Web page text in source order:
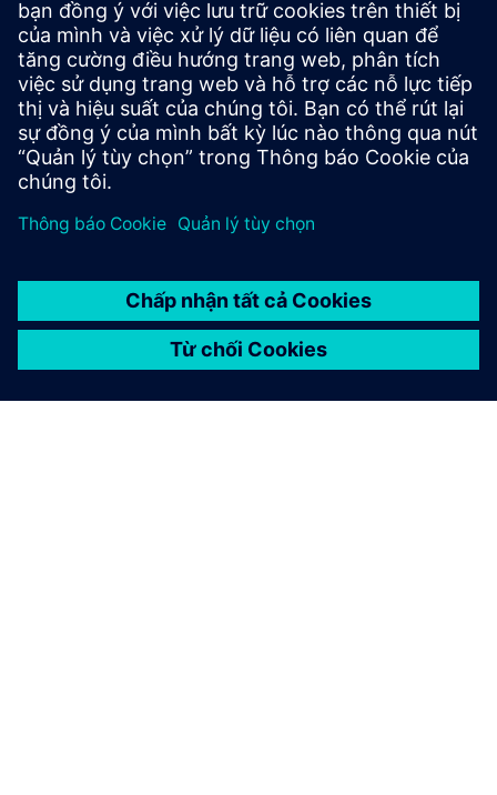
UINFOR Software Co., Ltd. là nhà cung cấp giải pháp kỹ
thuật số hoạt động trong ngành công nghiệp điện tử và
chất bán dẫn. Nó giúp khách hàng nhận ra đầy đủ các chiến
lược số hóa toàn diện và tối ưu hóa hoạt động sản xuất.
Tìm hiểu thêm